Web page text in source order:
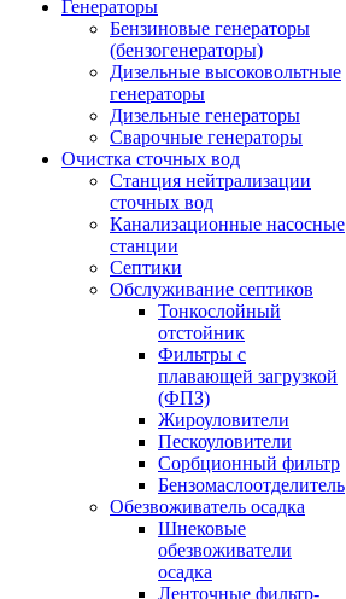
Генераторы
Бензиновые генераторы
(бензогенераторы)
Дизельные высоковольтные
генераторы
Дизельные генераторы
Сварочные генераторы
Очистка сточных вод
Станция нейтрализации
сточных вод
Канализационные насосные
станции
Септики
Обслуживание септиков
Тонкослойный
отстойник
Фильтры с
плавающей загрузкой
(ФПЗ)
Жироуловители
Пескоуловители
Сорбционный фильтр
Бензомаслоотделитель
Обезвоживатель осадка
Шнековые
обезвоживатели
осадка
Ленточные фильтр-